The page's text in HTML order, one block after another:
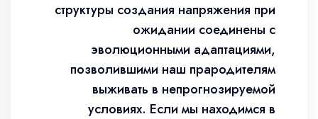
структуры создания напряжения при
ожидании соединены с
эволюционными адаптациями,
позволившими наш прародителям
выживать в непрогнозируемой
условиях. Если мы находимся в